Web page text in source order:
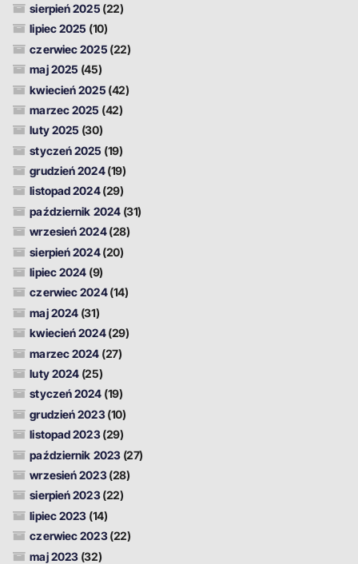
sierpień 2025 (22)
lipiec 2025 (10)
czerwiec 2025 (22)
maj 2025 (45)
kwiecień 2025 (42)
marzec 2025 (42)
luty 2025 (30)
styczeń 2025 (19)
grudzień 2024(19)
listopad 2024(29)
październik 2024(31)
wrzesień 2024(28)
sierpień 2024(20)
lipiec 2024 (9)
czerwiec 2024(14)
maj 2024 (31)
kwiecień 2024(29)
marzec 2024 (27)
luty 2024 (25)
styczeń 2024 (19)
grudzień 2023(10)
listopad 2023(29)
październik 2023(27)
wrzesień 2023(28)
sierpień 2023(22)
lipiec 2023 (14)
czerwiec 2023(22)
maj 2023 (32)